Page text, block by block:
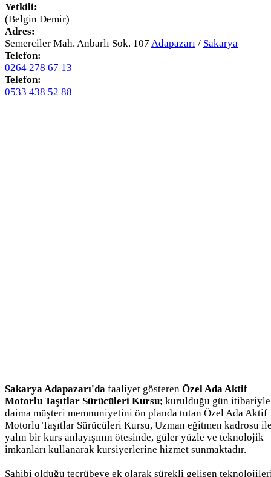
Yetkili:
(Belgin Demir)
Adres:
Semerciler Mah. Anbarlı Sok. 107 Adapazarı / Sakarya
Telefon:
0264 278 67 13
Telefon:
0533 438 52 88
Sakarya Adapazarı'da faaliyet gösteren Özel Ada Aktif
Motorlu Taşıtlar Sürücüleri Kursu; kurulduğu gün
daima müşteri memnuniyetini ön planda tutan Özel Ada Aktif
Motorlu Taşıtlar Sürücüleri Kursu, Uzman eğitmen kadrosu
yalın bir kurs anlayışının ötesinde, güler yüzle ve teknolojik
imkanları kullanarak kursiyerlerine hizmet sunmaktadır.
Sahibi olduğu tecrübeye ek olarak sürekli gelişen